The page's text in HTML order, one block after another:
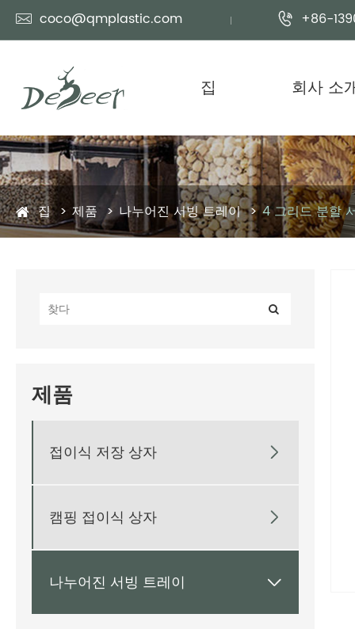
 coco@qmplastic.com  +86-
집 회사 소
집 제품 나누어진 서빙 트레이 4 그리드 분할
제품
접이식 저장 상자 
캠핑 접이식 상자 
나누어진 서빙 트레이 